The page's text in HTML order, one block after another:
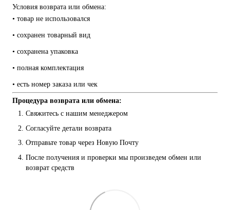
Условия возврата или обмена:
• товар не использовался
• сохранен товарный вид
• сохранена упаковка
• полная комплектация
• есть номер заказа или чек
Процедура возврата или обмена:
Свяжитесь с нашим менеджером
Согласуйте детали возврата
Отправьте товар через Новую Почту
После получения и проверки мы произведем обмен или
возврат средств